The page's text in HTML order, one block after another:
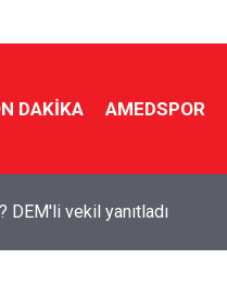
DAKIKA AMEDSPOR
kimler imza attı?